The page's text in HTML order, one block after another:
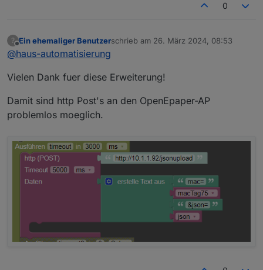
0
?
Offline
Ein ehemaliger Benutzerschrieb am 26. März 2024, 08:53
zuletzt editiert von
@haus-automatisierung
Vielen Dank fuer diese Erweiterung!
Damit sind http Post's an den OpenEpaper-AP
problemlos moeglich.